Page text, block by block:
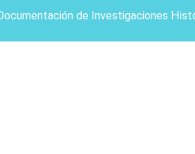
de Investigaciones